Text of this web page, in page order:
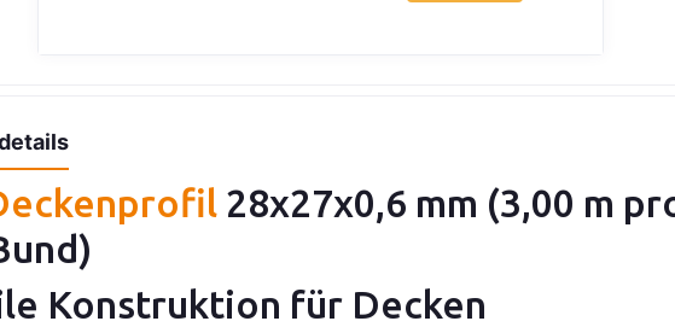
28x27x0,6 mm (3,00 m
Konstruktion für Decken